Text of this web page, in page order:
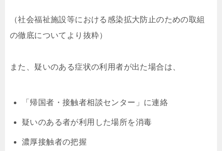
（社会福祉施設等における感染拡大防止のための取組
の徹底についてより抜粋）
また、疑いのある症状の利用者が出た場合は、
「帰国者・接触者相談センター」に連絡
疑いのある者が利用した場所を消毒
濃厚接触者の把握